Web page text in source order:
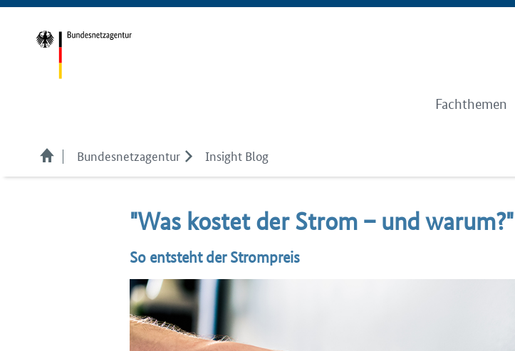
Fachthemen
Bundesnetzagentur Insight Blog
"Was kos­tet der Strom – und wa­rum?"
So entsteht der Strompreis